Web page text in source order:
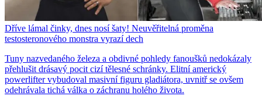
Dříve lámal činky, dnes nosí šaty! Neuvěřitelná proměna
testosteronového monstra vyrazí dech
Tuny nazvedaného železa a obdivné pohledy fanoušků nedokázaly
přehlušit drásavý pocit cizí tělesné schránky. Elitní americký
powerlifter vybudoval masivní figuru gladiátora, uvnitř se ovšem
odehrávala tichá válka o záchranu holého života.